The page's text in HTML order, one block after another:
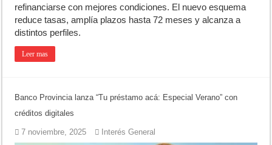
refinanciarse con mejores condiciones. El nuevo esquema
reduce tasas, amplía plazos hasta 72 meses y alcanza a
distintos perfiles.
Leer mas
Banco Provincia lanza “Tu préstamo acá: Especial Verano” con
créditos digitales
7 noviembre, 2025 Interés General